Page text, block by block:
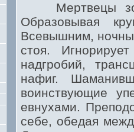
Мертвецы
Образовывая
Всевышним,
стоя.
надгробий,
нафиг.
воинствующие
евнухами.
себе, обедая